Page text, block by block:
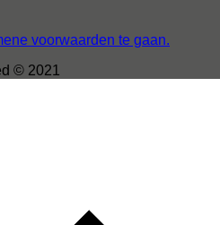
voorwaarden te gaan.
© 2021